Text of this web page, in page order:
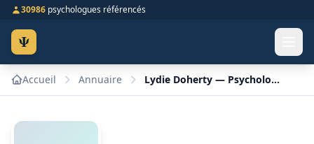
30986 psychologues référencés
Ψ
Accueil Annuaire Lydie Doherty — Psychologue à Senonches